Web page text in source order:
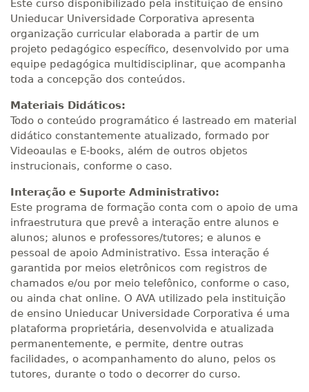
Este curso disponibilizado pela instituição de ensino
Unieducar Universidade Corporativa apresenta
organização curricular elaborada a partir de um
projeto pedagógico específico, desenvolvido por uma
equipe pedagógica multidisciplinar, que acompanha
toda a concepção dos conteúdos.
Materiais Didáticos:
Todo o conteúdo programático é lastreado em material
didático constantemente atualizado, formado por
Videoaulas e E-books, além de outros objetos
instrucionais, conforme o caso.
Interação e Suporte Administrativo:
Este programa de formação conta com o apoio de uma
infraestrutura que prevê a interação entre alunos e
alunos; alunos e professores/tutores; e alunos e
pessoal de apoio Administrativo. Essa interação é
garantida por meios eletrônicos com registros de
chamados e/ou por meio telefônico, conforme o caso,
ou ainda chat online. O AVA utilizado pela instituição
de ensino Unieducar Universidade Corporativa é uma
plataforma proprietária, desenvolvida e atualizada
permanentemente, e permite, dentre outras
facilidades, o acompanhamento do aluno, pelos os
tutores, durante o todo o decorrer do curso.